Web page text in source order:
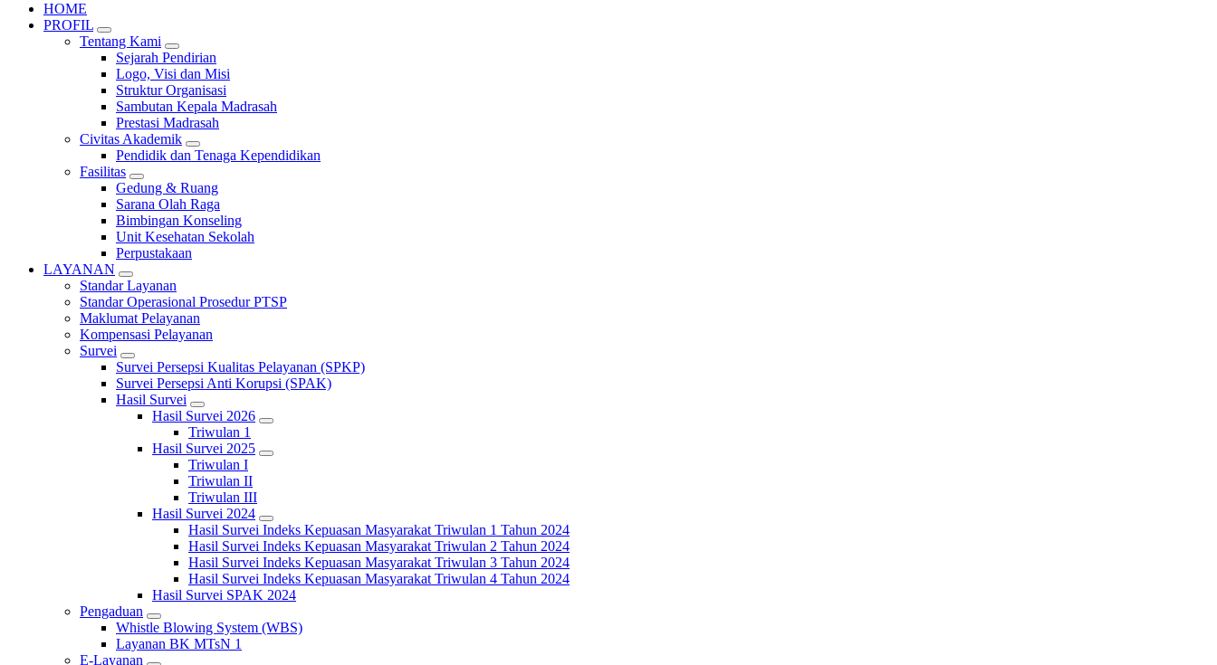
HOME
PROFIL
Tentang Kami
Sejarah Pendirian
Logo, Visi dan Misi
Struktur Organisasi
Sambutan Kepala Madrasah
Prestasi Madrasah
Civitas Akademik
Pendidik dan Tenaga Kependidikan
Fasilitas
Gedung & Ruang
Sarana Olah Raga
Bimbingan Konseling
Unit Kesehatan Sekolah
Perpustakaan
LAYANAN
Standar Layanan
Standar Operasional Prosedur PTSP
Maklumat Pelayanan
Kompensasi Pelayanan
Survei
Survei Persepsi Kualitas Pelayanan (SPKP)
Survei Persepsi Anti Korupsi (SPAK)
Hasil Survei
Hasil Survei 2026
Triwulan 1
Hasil Survei 2025
Triwulan I
Triwulan II
Triwulan III
Hasil Survei 2024
Hasil Survei Indeks Kepuasan Masyarakat Triwulan 1 Tahun 2024
Hasil Survei Indeks Kepuasan Masyarakat Triwulan 2 Tahun 2024
Hasil Survei Indeks Kepuasan Masyarakat Triwulan 3 Tahun 2024
Hasil Survei Indeks Kepuasan Masyarakat Triwulan 4 Tahun 2024
Hasil Survei SPAK 2024
Pengaduan
Whistle Blowing System (WBS)
Layanan BK MTsN 1
E-Layanan